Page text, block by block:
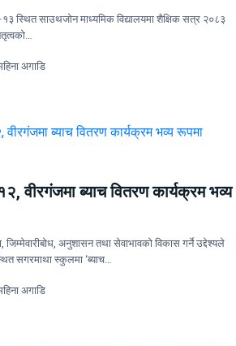
स्थित साउथजोन माध्यमिक विद्यालयमा शैक्षिक सत्र २०८३
अगाडि
वीरगंजमा ब्याच वितरण कार्यक्रम भव्य
जिम्मेवारीबोध, अनुशासन तथा सेवाभावको विकास गर्ने उद्देश्यले
सगरमाथा स्कुलमा ‘ब्याच…
अगाडि